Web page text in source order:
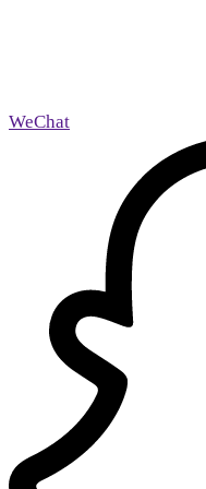
WeChat